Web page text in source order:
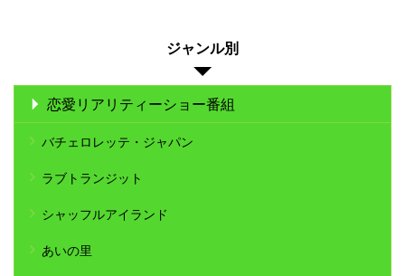
ジャンル別
恋愛リアリティーショー番組
バチェロレッテ・ジャパン
ラブトランジット
シャッフルアイランド
あいの里